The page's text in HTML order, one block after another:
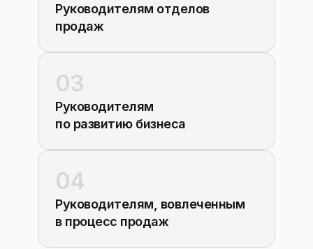
Руководителям отделов
продаж
03
Руководителям
по развитию бизнеса
04
Руководителям, вовлеченным
в процесс продаж